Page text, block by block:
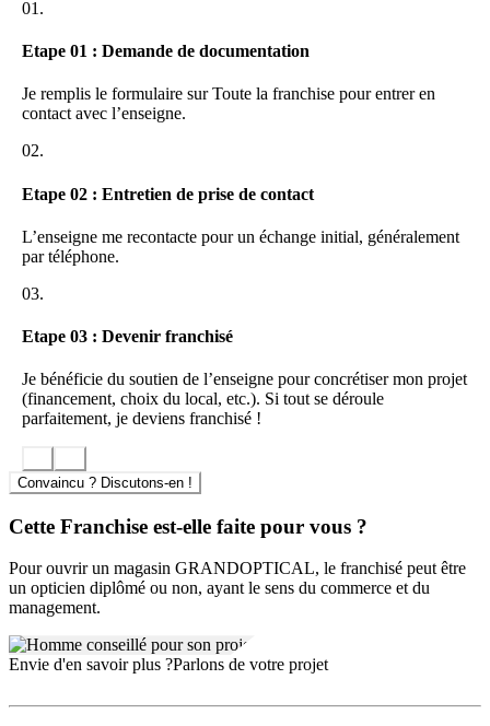
l’ensemble du territoire.
Chaque prise de décision est testée en succursales pour optimiser
avec sérénité le succès de nos franchisés. Ainsi, l’ensemble de notre
réseau bénéficie d’un profit réel et commun.
Les conventions et séminaires se déroulent annuellement.
01.
Etape 01 : Demande de documentation
Je remplis le formulaire sur Toute la franchise pour entrer en
contact avec l’enseigne.
02.
Etape 02 : Entretien de prise de contact
L’enseigne me recontacte pour un échange initial, généralement
par téléphone.
03.
Etape 03 : Devenir franchisé
Je bénéficie du soutien de l’enseigne pour concrétiser mon projet
(financement, choix du local, etc.). Si tout se déroule
parfaitement, je deviens franchisé !
Convaincu ? Discutons-en !
Cette Franchise est-elle faite pour vous ?
Pour ouvrir un magasin GRANDOPTICAL, le franchisé peut être
un opticien diplômé ou non, ayant le sens du commerce et du
management.
Envie d'en savoir plus ?Parlons de votre projet